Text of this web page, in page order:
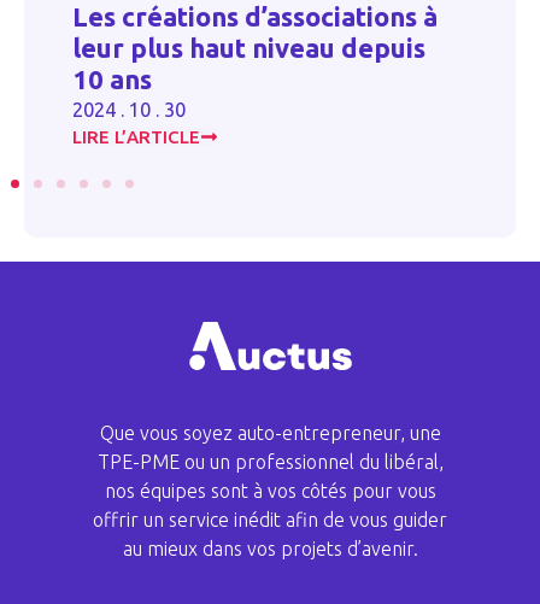
Les créations d’associations à
leur plus haut niveau depuis
10 ans
2024 . 10 . 30
LIRE L’ARTICLE
Que vous soyez auto-entrepreneur, une
TPE-PME ou un professionnel du libéral,
nos équipes sont à vos côtés pour vous
offrir un service inédit afin de vous guider
au mieux dans vos projets d’avenir.